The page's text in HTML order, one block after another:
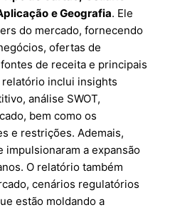
eGeografia. Ele
do mercado, fornecendo
ofertas de
de receita e principais
inclui insights
análise SWOT,
bem como os
e restrições. Ademais,
a expansão
O relatório também
cenários regulatórios
estão moldando a